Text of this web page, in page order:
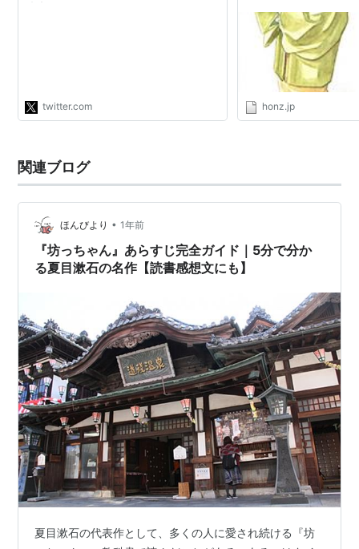
https://t.co/Kykfb0WWW4"
twitter.com honz.jp
関連ブログ
ほんびより • 1年前
『坊っちゃん』あらすじ完全ガイド｜5分で分か
る夏目漱石の名作【読書感想文にも】
夏目漱石の代表作として、多くの人に愛され続ける『坊